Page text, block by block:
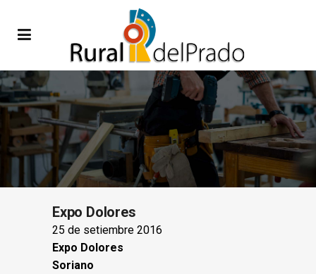
Expo Dolores
25 de setiembre 2016
Expo Dolores
Soriano